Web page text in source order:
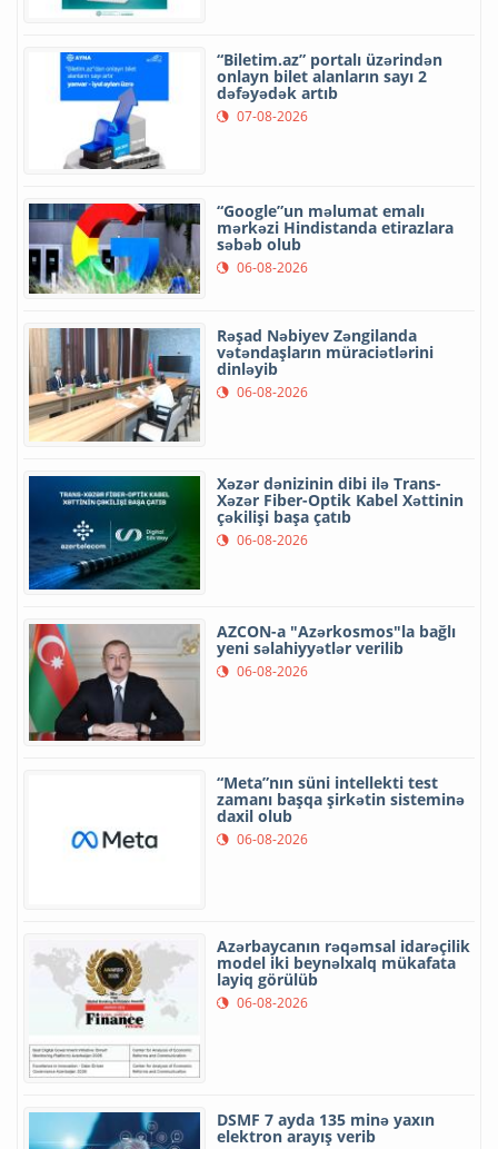
“Biletim.az” portalı üzərindən
onlayn bilet alanların sayı 2
dəfəyədək artıb
07-08-2026
“Google”un məlumat emalı
mərkəzi Hindistanda etirazlara
səbəb olub
06-08-2026
Rəşad Nəbiyev Zəngilanda
vətəndaşların müraciətlərini
dinləyib
06-08-2026
Xəzər dənizinin dibi ilə Trans-
Xəzər Fiber-Optik Kabel Xəttinin
çəkilişi başa çatıb
06-08-2026
AZCON-a "Azərkosmos"la bağlı
yeni səlahiyyətlər verilib
06-08-2026
“Meta”nın süni intellekti test
zamanı başqa şirkətin sisteminə
daxil olub
06-08-2026
Azərbaycanın rəqəmsal idarəçilik
model iki beynəlxalq mükafata
layiq görülüb
06-08-2026
DSMF 7 ayda 135 minə yaxın
elektron arayış verib